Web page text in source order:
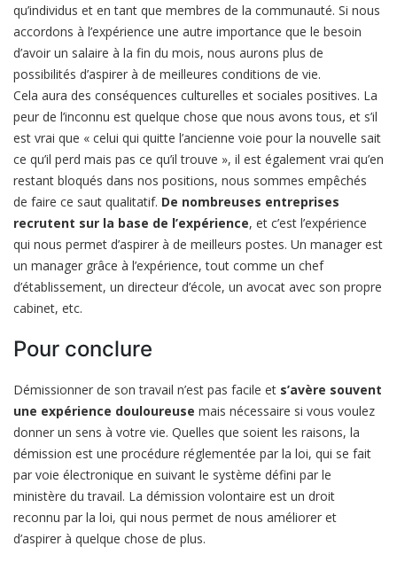
qu’individus et en tant que membres de la communauté. Si nous
accordons à l’expérience une autre importance que le besoin
d’avoir un salaire à la fin du mois, nous aurons plus de
possibilités d’aspirer à de meilleures conditions de vie.
Cela aura des conséquences culturelles et sociales positives. La
peur de l’inconnu est quelque chose que nous avons tous, et s’il
est vrai que « celui qui quitte l’ancienne voie pour la nouvelle sait
ce qu’il perd mais pas ce qu’il trouve », il est également vrai qu’en
restant bloqués dans nos positions, nous sommes empêchés
de faire ce saut qualitatif. De nombreuses entreprises
recrutent sur la base de l’expérience, et c’est l’expérience
qui nous permet d’aspirer à de meilleurs postes. Un manager est
un manager grâce à l’expérience, tout comme un chef
d’établissement, un directeur d’école, un avocat avec son propre
cabinet, etc.
Pour conclure
Démissionner de son travail n’est pas facile et s’avère souvent
une expérience douloureuse mais nécessaire si vous voulez
donner un sens à votre vie. Quelles que soient les raisons, la
démission est une procédure réglementée par la loi, qui se fait
par voie électronique en suivant le système défini par le
ministère du travail. La démission volontaire est un droit
reconnu par la loi, qui nous permet de nous améliorer et
d’aspirer à quelque chose de plus.